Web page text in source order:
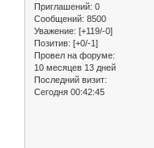
Приглашений: 0
Сообщений: 8500
Уважение: [+119/-0]
Позитив: [+0/-1]
Провел на форуме:
10 месяцев 13 дней
Последний визит:
Сегодня 00:42:45